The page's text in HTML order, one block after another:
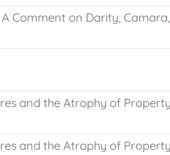
Comment on Darity,
and the Atrophy of
and the Atrophy of